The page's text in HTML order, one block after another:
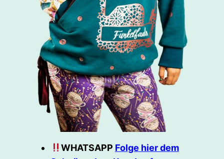
WHATSAPP Folge hier dem